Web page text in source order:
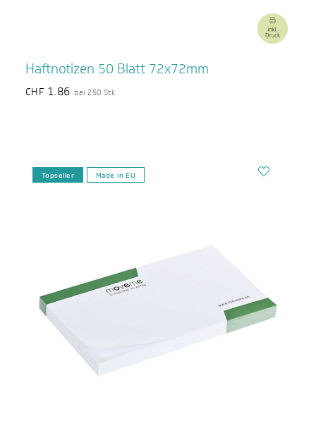
Haftnotizen 50 Blatt 72x72mm
CHF 1.86 bei 250 Stk
Topseller Made in EU